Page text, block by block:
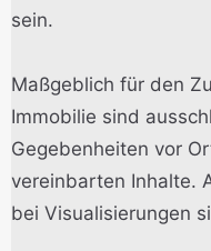
sein.
Maßgeblich für den
Immobilie sind
Gegebenheiten vor
vereinbarten Inhalte.
bei Visualisierungen